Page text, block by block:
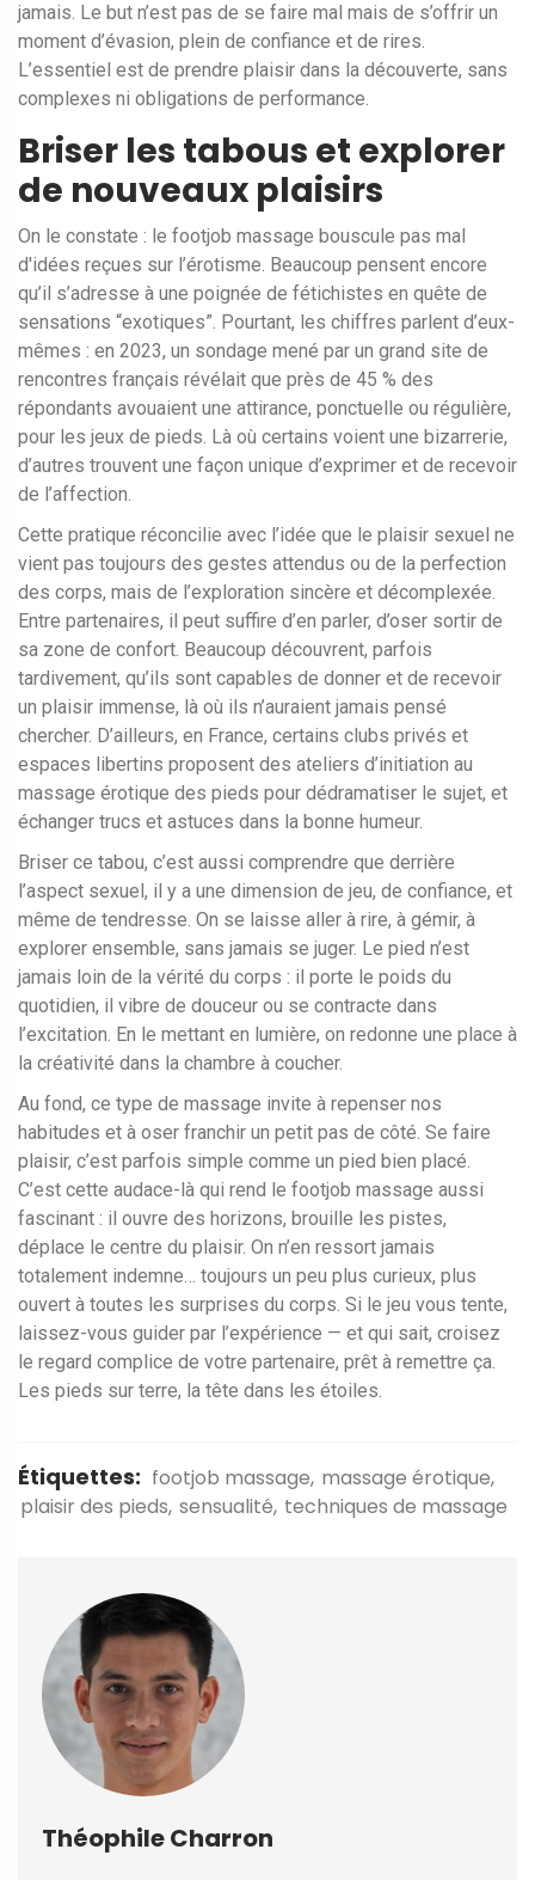
jamais. Le but n’est pas de se faire mal mais de s’offrir un
moment d’évasion, plein de confiance et de rires.
L’essentiel est de prendre plaisir dans la découverte, sans
complexes ni obligations de performance.
Briser les tabous et explorer
de nouveaux plaisirs
On le constate : le footjob massage bouscule pas mal
d'idées reçues sur l’érotisme. Beaucoup pensent encore
qu’il s’adresse à une poignée de fétichistes en quête de
sensations “exotiques”. Pourtant, les chiffres parlent d’eux-
mêmes : en 2023, un sondage mené par un grand site de
rencontres français révélait que près de 45 % des
répondants avouaient une attirance, ponctuelle ou régulière,
pour les jeux de pieds. Là où certains voient une bizarrerie,
d’autres trouvent une façon unique d’exprimer et de recevoir
de l’affection.
Cette pratique réconcilie avec l’idée que le plaisir sexuel ne
vient pas toujours des gestes attendus ou de la perfection
des corps, mais de l’exploration sincère et décomplexée.
Entre partenaires, il peut suffire d’en parler, d’oser sortir de
sa zone de confort. Beaucoup découvrent, parfois
tardivement, qu’ils sont capables de donner et de recevoir
un plaisir immense, là où ils n’auraient jamais pensé
chercher. D’ailleurs, en France, certains clubs privés et
espaces libertins proposent des ateliers d’initiation au
massage érotique des pieds pour dédramatiser le sujet, et
échanger trucs et astuces dans la bonne humeur.
Briser ce tabou, c’est aussi comprendre que derrière
l’aspect sexuel, il y a une dimension de jeu, de confiance, et
même de tendresse. On se laisse aller à rire, à gémir, à
explorer ensemble, sans jamais se juger. Le pied n’est
jamais loin de la vérité du corps : il porte le poids du
quotidien, il vibre de douceur ou se contracte dans
l’excitation. En le mettant en lumière, on redonne une place à
la créativité dans la chambre à coucher.
Au fond, ce type de massage invite à repenser nos
habitudes et à oser franchir un petit pas de côté. Se faire
plaisir, c’est parfois simple comme un pied bien placé.
C’est cette audace-là qui rend le footjob massage aussi
fascinant : il ouvre des horizons, brouille les pistes,
déplace le centre du plaisir. On n’en ressort jamais
totalement indemne… toujours un peu plus curieux, plus
ouvert à toutes les surprises du corps. Si le jeu vous tente,
laissez-vous guider par l’expérience — et qui sait, croisez
le regard complice de votre partenaire, prêt à remettre ça.
Les pieds sur terre, la tête dans les étoiles.
Étiquettes: footjob massage massage érotique
plaisir des pieds sensualité techniques de massage
Théophile Charron